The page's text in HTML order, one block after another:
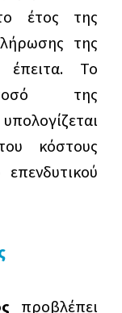
έτος της
της
έπειτα. Το
της
κόστους
προβλέπει